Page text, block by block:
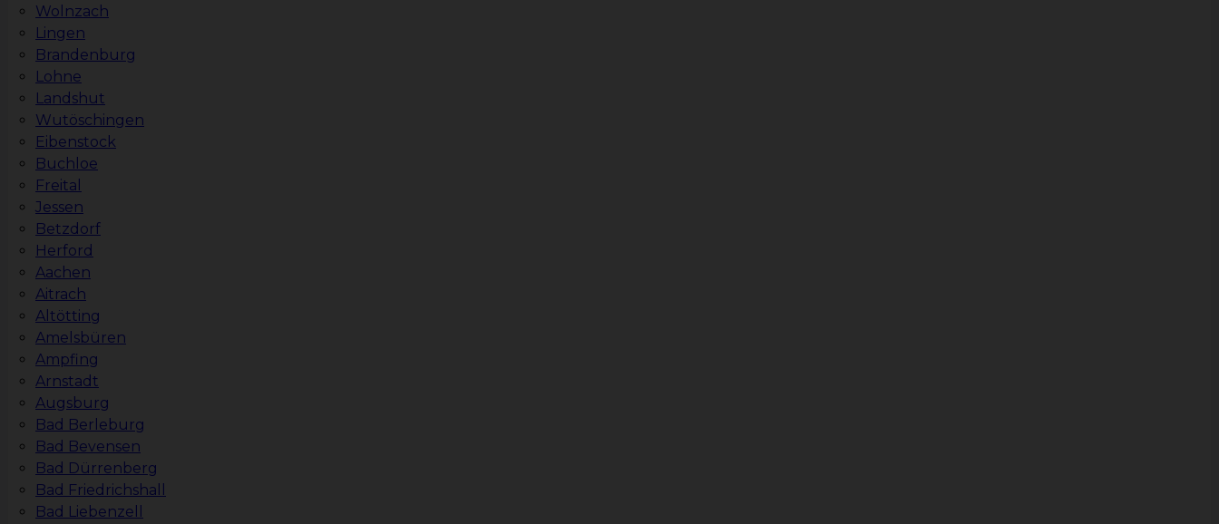
Wolnzach
Lingen
Brandenburg
Lohne
Landshut
Wutöschingen
Eibenstock
Buchloe
Freital
Jessen
Betzdorf
Herford
Aachen
Aitrach
Altötting
Amelsbüren
Ampfing
Arnstadt
Augsburg
Bad Berleburg
Bad Bevensen
Bad Dürrenberg
Bad Friedrichshall
Bad Liebenzell